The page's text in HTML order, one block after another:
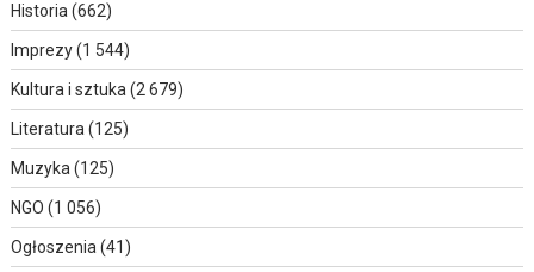
Historia(662)
Imprezy(1 544)
Kultura i sztuka(2 679)
Literatura(125)
Muzyka(125)
NGO (1 056)
Ogłoszenia(41)